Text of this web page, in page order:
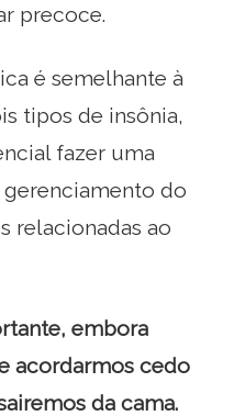
precoce.
é semelhante à
tipos de insônia,
fazer uma
do
relacionadas ao
embora
acordarmos cedo
da cama.